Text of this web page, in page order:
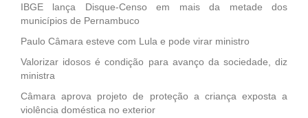
IBGE lança Disque-Censo em mais da metade dos
municípios de Pernambuco
Paulo Câmara esteve com Lula e pode virar ministro
Valorizar idosos é condição para avanço da sociedade, diz
ministra
Câmara aprova projeto de proteção a criança exposta a
violência doméstica no exterior